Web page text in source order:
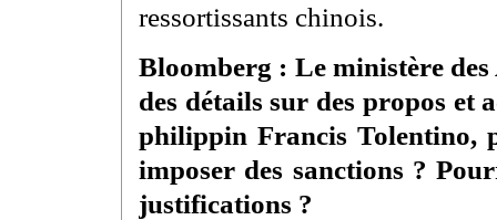
ressortissants chinois.
Bloomberg : Le ministère
des détails sur des propos et
philippin Francis Tolentino,
imposer des sanctions ?
justifications ?